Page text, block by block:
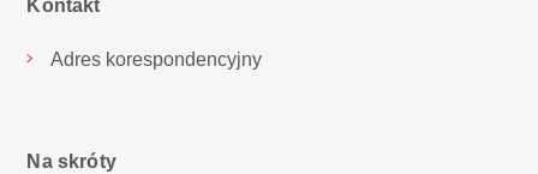
Kontakt
Adres korespondencyjny
Na skróty